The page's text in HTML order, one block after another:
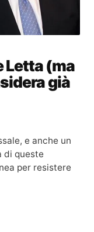
Letta (ma
già
e anche un
di queste
per resistere